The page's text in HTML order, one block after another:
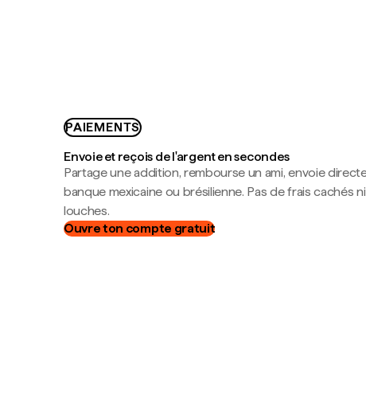
PAIEMENTS
Envoie et reçois de l'argent en secondes
Partage une addition, rembourse un ami, envoie
banque mexicaine ou brésilienne. Pas de frais cachés
louches.
Ouvre ton compte gratuit